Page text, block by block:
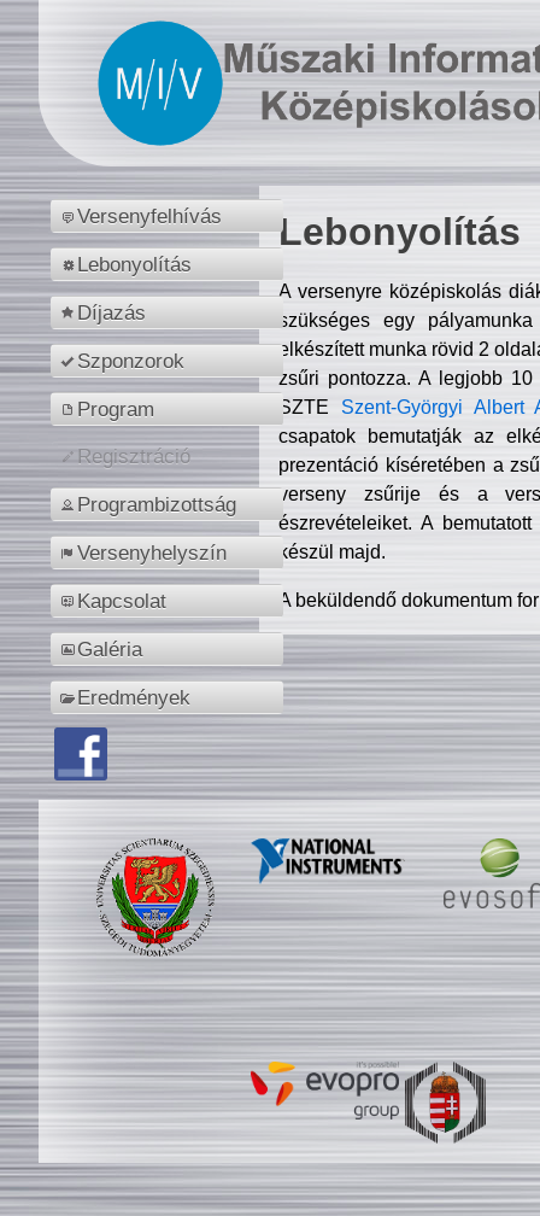
Versenyfelhívás
Lebonyolítás
Díjazás
Szponzorok
Program
Regisztráció
Programbizottság
Versenyhelyszín
Kapcsolat
Galéria
Eredmények
Lebonyolítás
A versenyre középiskolás
szükséges egy
elkészített munka rövid 2
zsűri pontozza. A legjobb
SZTE Szent-Györgyi Albert
csapatok bemutatják az
prezentáció kíséretében a
verseny zsűrije és a
észrevételeiket. A
készül majd.
A beküldendő dokumentum